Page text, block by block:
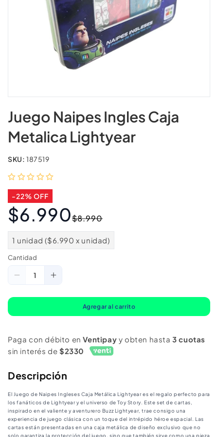
Juego Naipes Ingles Caja
Metalica Lightyear
SKU: 187519
-22% OFF
$8.990
oferta
$6.990
1 unidad ($6.990 x unidad)
Cantidad
Cantidad
Reducir
Ingles
Metalica
Aumentar
Ingles
Metalica
Agregar al carrito
Paga con débito enVentipay y obten hasta3 cuotas
sin interés de $2330
Descripción
El Juego de Naipes Ingleses Caja Metálica Lightyear es el regalo perfecto para
los fanáticos de Lightyear y el universo de Toy Story. Este set de cartas,
inspirado en el valiente y aventurero Buzz Lightyear, trae consigo una
experiencia de juego clásica con un toque del intrépido héroe espacial. Las
cartas están presentadas en una caja metálica de diseño exclusivo que no
solo garantiza la protección del juego, sino que también sirve como una pieza